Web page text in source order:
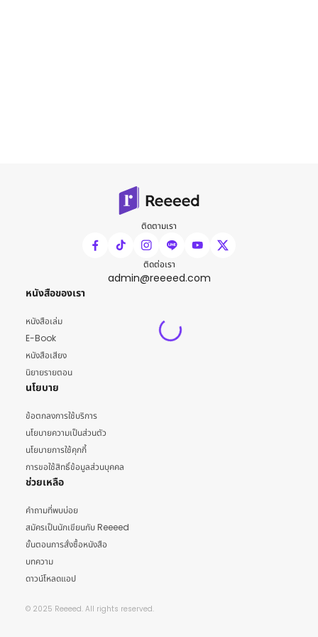
ติดตามเรา
ติดต่อเรา
admin@reeeed.com
หนังสือของเรา
หนังสือเล่ม
E-Book
หนังสือเสียง
นิยายรายตอน
นโยบาย
ข้อตกลงการใช้บริการ
นโยบายความเป็นส่วนตัว
นโยบายการใช้คุกกี้
การขอใช้สิทธิ์ข้อมูลส่วนบุคคล
ช่วยเหลือ
คำถามที่พบบ่อย
สมัครเป็นนักเขียนกับ Reeeed
ขั้นตอนการสั่งซื้อหนังสือ
บทความ
ดาวน์โหลดแอป
© 2025 Reeeed. All rights reserved.